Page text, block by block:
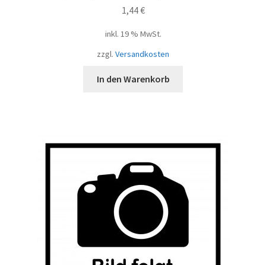
1,44€
inkl. 19 % MwSt.
zzgl. Versandkosten
In den Warenkorb